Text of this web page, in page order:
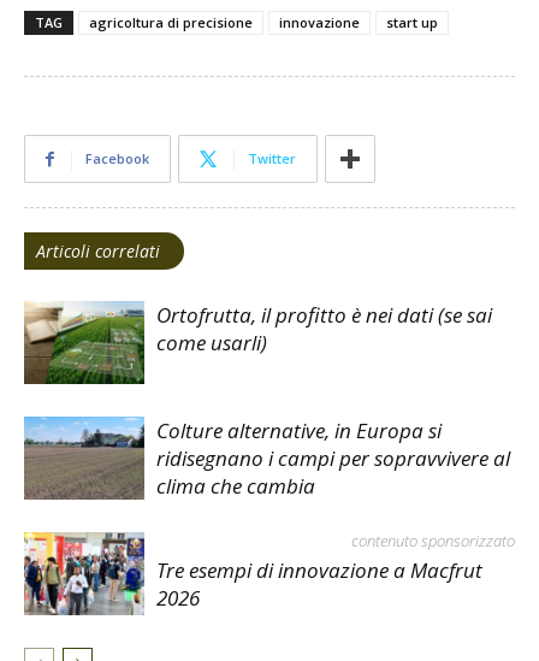
TAG agricoltura di precisione innovazione start up
Facebook Twitter
Articoli correlati
Ortofrutta, il profitto è nei dati (se sai
come usarli)
Colture alternative, in Europa si
ridisegnano i campi per sopravvivere al
clima che cambia
contenuto sponsorizzato
Tre esempi di innovazione a Macfrut
2026